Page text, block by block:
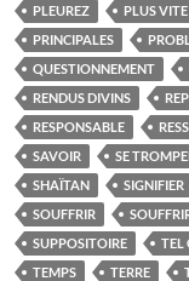
PLEUREZ
PLUS VITE
PRINCIPALES
QUESTIONNEMENT
RENDUS DIVINS
RESPONSABLE
SAVOIR
SE
SHAÏTAN
SIGNIFIER
SOUFFRIR
SUPPOSITOIRE
TEL
TEMPS
TERRE